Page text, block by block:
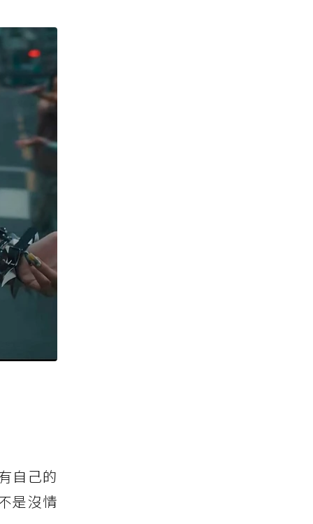
自己的
是沒情